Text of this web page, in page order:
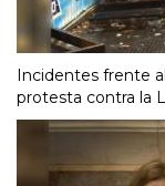
Incidentes frente
protesta contra la